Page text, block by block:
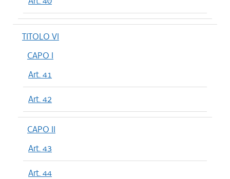
TITOLO VI
CAPO I
Art. 41
Art. 42
CAPO II
Art. 43
Art. 44